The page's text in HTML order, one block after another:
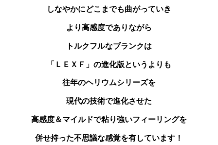
しなやかにどこまでも曲がっていき
より高感度でありながら
トルクフルなブランクは
「ＬＥＸＦ」の進化版というよりも
往年のヘリウムシリーズを
現代の技術で進化させた
高感度＆マイルドで粘り強いフィーリングを
併せ持った不思議な感覚を有しています！